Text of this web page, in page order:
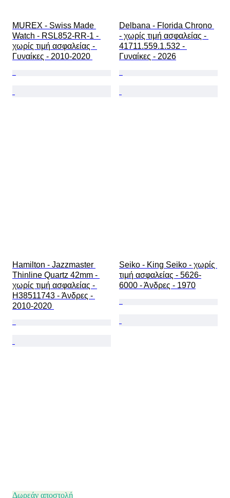
MUREX - Swiss Made
Watch - RSL852-RR-1 -
χωρίς τιμή ασφαλείας -
Γυναίκες - 2010-2020
Delbana - Florida Chrono
- χωρίς τιμή ασφαλείας -
41711.559.1.532 -
Γυναίκες - 2026
Hamilton - Jazzmaster
Thinline Quartz 42mm -
χωρίς τιμή ασφαλείας -
H38511743 - Άνδρες -
2010-2020
Seiko - King Seiko - χωρίς
τιμή ασφαλείας - 5626-
6000 - Άνδρες - 1970
Δωρεάν αποστολή